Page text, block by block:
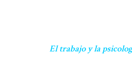
El trabajo y la